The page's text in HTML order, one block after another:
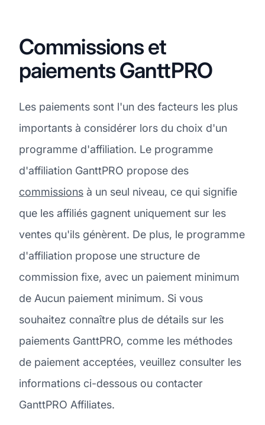
Commissions et
paiements GanttPRO
Les paiements sont l'un des facteurs les plus
importants à considérer lors du choix d'un
programme d'affiliation. Le programme
d'affiliation GanttPRO propose des
commissions à un seul niveau, ce qui signifie
que les affiliés gagnent uniquement sur les
ventes qu'ils génèrent. De plus, le programme
d'affiliation propose une structure de
commission fixe, avec un paiement minimum
de Aucun paiement minimum. Si vous
souhaitez connaître plus de détails sur les
paiements GanttPRO, comme les méthodes
de paiement acceptées, veuillez consulter les
informations ci-dessous ou contacter
GanttPRO Affiliates.